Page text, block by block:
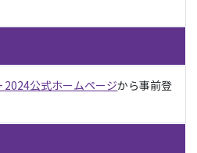
2024公式ホームページから事前登